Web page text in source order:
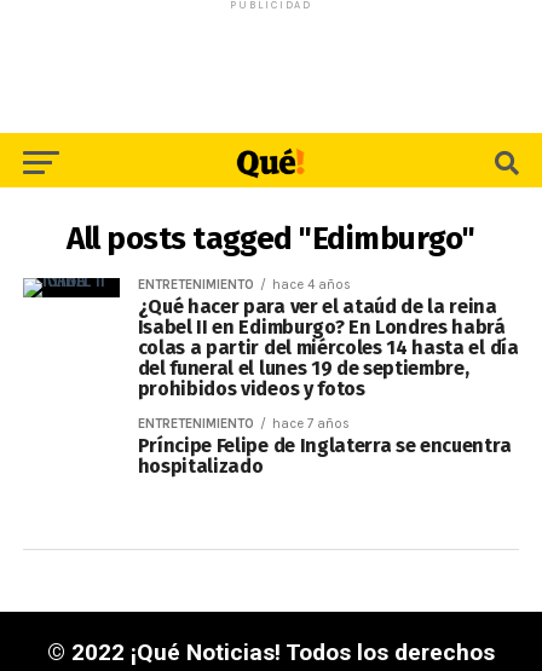
PUBLICIDAD
All posts tagged "Edimburgo"
ENTRETENIMIENTO hace 4 años
¿Qué hacer para ver el ataúd de la reina
Isabel II en Edimburgo? En Londres habrá
colas a partir del miércoles 14 hasta el día
del funeral el lunes 19 de septiembre,
prohibidos videos y fotos
ENTRETENIMIENTO hace 7 años
Príncipe Felipe de Inglaterra se encuentra
hospitalizado
© 2022 ¡Qué Noticias! Todos los derechos